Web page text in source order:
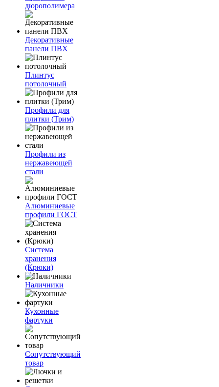
дюрополимера
Декоративные
панели ПВХ
Плинтус
потолочный
Профили для
плитки (Трим)
Профили из
нержавеющей
стали
Алюминиевые
профили ГОСТ
Система
хранения
(Крюки)
Наличники
Кухонные
фартуки
Сопутствующий
товар